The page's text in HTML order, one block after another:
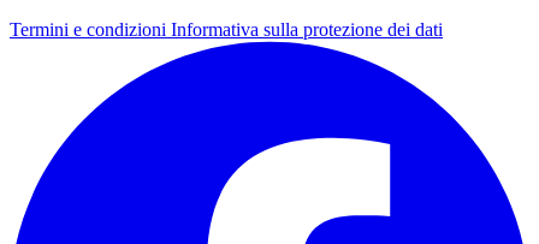
Termini e condizioni Informativa sulla protezione dei dati